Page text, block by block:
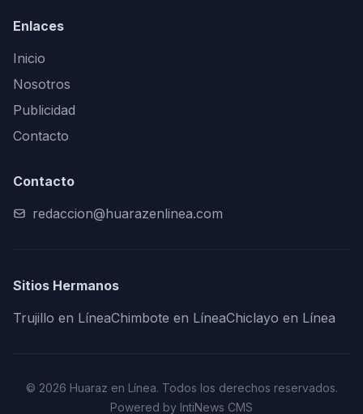
Enlaces
Inicio
Nosotros
Publicidad
Contacto
Contacto
redaccion@huarazenlinea.com
Sitios Hermanos
Trujillo en LíneaChimbote en LíneaChiclayo en Línea
© 2026 Huaraz en Línea. Todos los derechos reservados.
Powered by IntiNews CMS